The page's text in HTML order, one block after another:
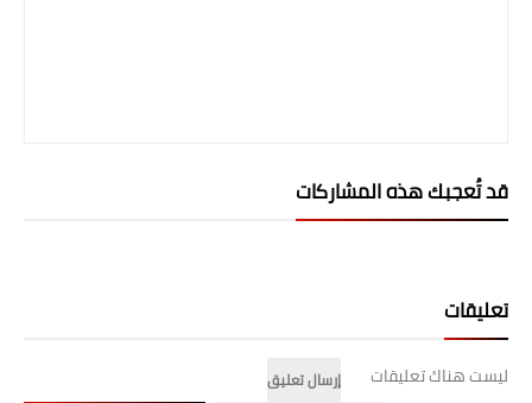
قد تُعجبك هذه المشاركات
تعليقات
ليست هناك تعليقات
إرسال تعليق